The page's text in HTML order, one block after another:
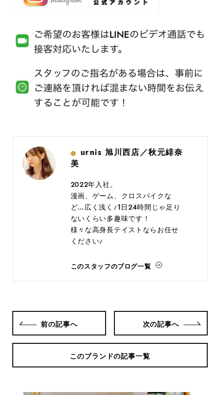
urnis 旭川西店／秋元緋奈
美
2022年入社。
漫画、ゲーム、クロスバイクな
ど…広く浅く♪1日24時間じゃ足り
ないくらい多趣味です！
様々な高身長テイストならお任せ
ください♪
このスタッフのブログ一覧
前の記事へ 次の記事へ
このブランドの記事一覧